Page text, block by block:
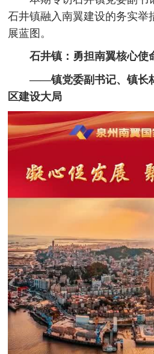
石井镇融入南翼建设的务实举
展蓝图。
石井镇：勇担南翼核心使
——镇党委副书记、镇长
区建设大局